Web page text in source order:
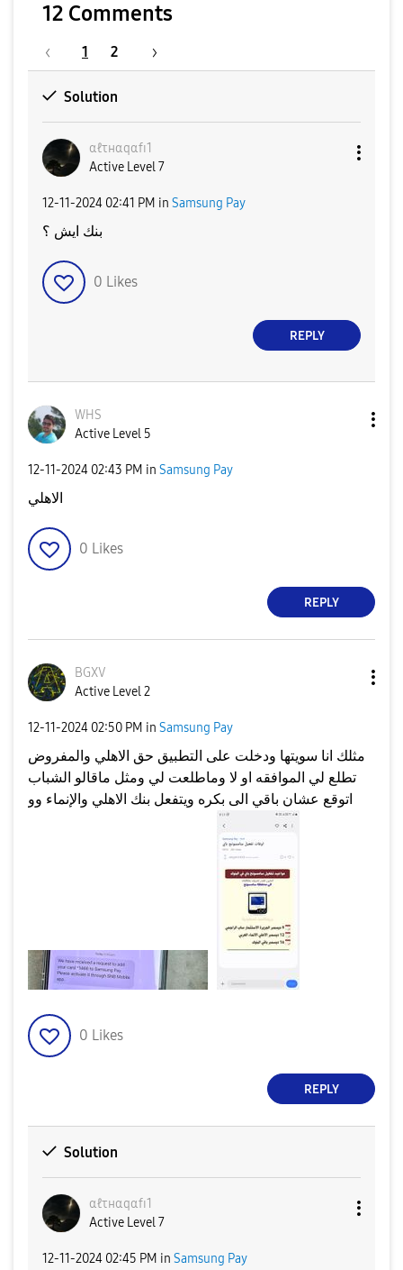
12 Comments
1 2
Solution
αℓτнαqαfɪ1
Active Level 7
‎12-11-2024 02:41 PM in Samsung Pay
بنك ايش ؟
0 Likes
REPLY
WHS
Active Level 5
‎12-11-2024 02:43 PM in Samsung Pay
الاهلي
0 Likes
REPLY
BGXV
Active Level 2
‎12-11-2024 02:50 PM in Samsung Pay
مثلك انا سويتها ودخلت على التطبيق حق الاهلي والمفروض
تطلع لي الموافقه او لا وماطلعت لي ومثل ماقالو الشباب
اتوقع عشان باقي الى بكره ويتفعل بنك الاهلي والإنماء وو
0 Likes
REPLY
Solution
αℓτнαqαfɪ1
Active Level 7
‎12-11-2024 02:45 PM in Samsung Pay